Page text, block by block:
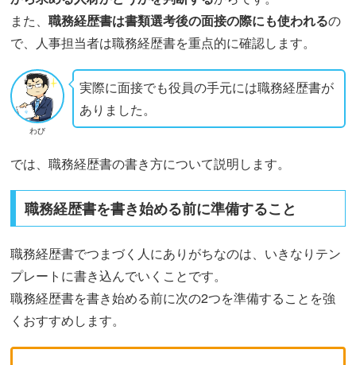
また、職務経歴書は書類選考後の面接の際にも使われるの
で、人事担当者は職務経歴書を重点的に確認します。
わび
実際に面接でも役員の手元には職務経歴書が
ありました。
では、職務経歴書の書き方について説明します。
職務経歴書を書き始める前に準備すること
職務経歴書でつまづく人にありがちなのは、いきなりテン
プレートに書き込んでいくことです。
職務経歴書を書き始める前に次の2つを準備することを強
くおすすめします。